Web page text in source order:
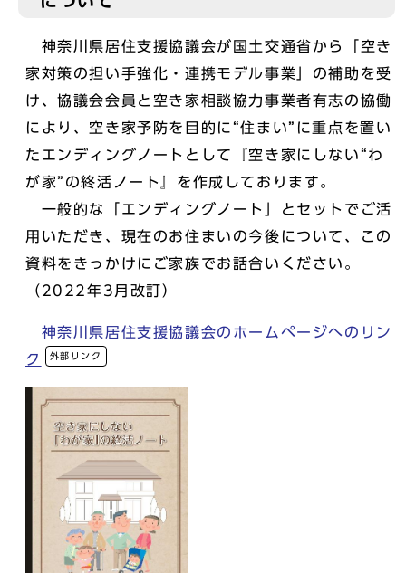
神奈川県居住支援協議会が国土交通省から「空き
家対策の担い手強化・連携モデル事業」の補助を受
け、協議会会員と空き家相談協力事業者有志の協働
により、空き家予防を目的に“住まい”に重点を置い
たエンディングノートとして『空き家にしない“わ
が家”の終活ノート』を作成しております。
一般的な「エンディングノート」とセットでご活
用いただき、現在のお住まいの今後について、この
資料をきっかけにご家族でお話合いください。
（2022年3月改訂）
神奈川県居住支援協議会のホームページへのリン
ク
外部リンク